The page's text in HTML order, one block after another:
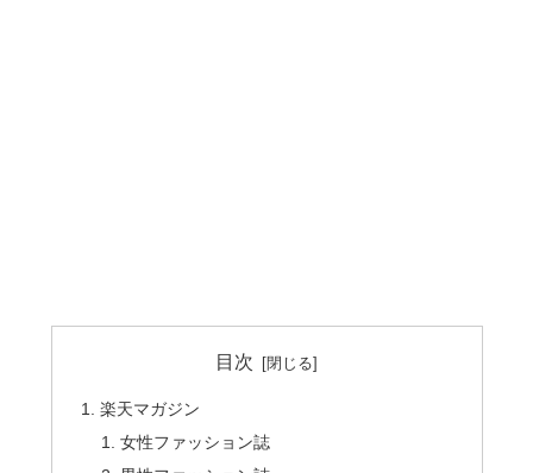
目次
楽天マガジン
女性ファッション誌